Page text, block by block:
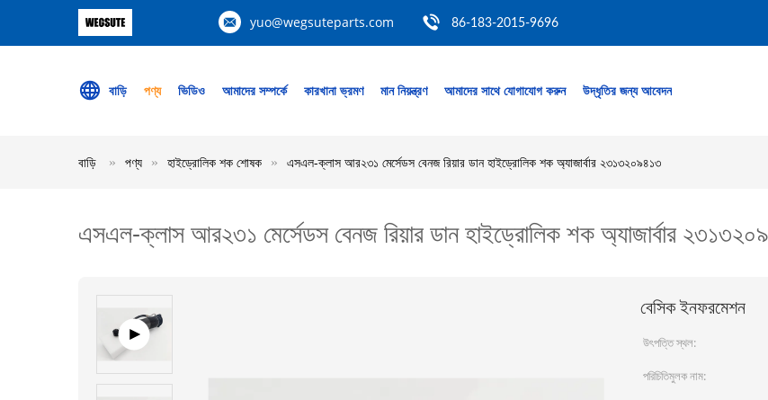
yuo@wegsuteparts.com 86-183-2015-9696
বাড়ি পণ্য ভিডিও আমাদের সম্পর্কে কারখানা ভ্রমণ মান নিয়ন্ত্রণ আমাদের সাথে যোগাযোগ করুন উদ্ধৃতির জন্য আবেদন
বাড়ি পণ্য হাইড্রোলিক শক শোষক এসএল-ক্লাস আর২৩১ মের্সেডস বেনজ রিয়ার ডান হাইড্রোলিক শক অ্যাজার্বার ২৩১৩২০৯৪১৩
এসএল-ক্লাস আর২৩১ মের্সেডস বেনজ রিয়ার ডান হাইড্রোলিক শক অ্যাজার্বার
বেসিক ইনফরমেশন
উৎপত্তি স্থল:
পরিচিতিমুলক নাম: